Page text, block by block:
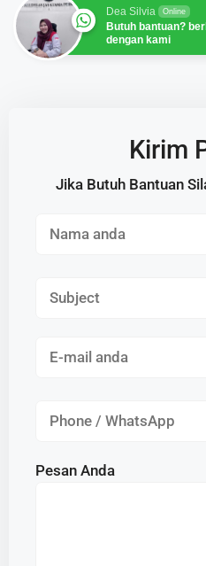
Dea Silvia Online
Butuh bantuan?
dengan kami
Kirim
Jika Butuh Bantuan
Pesan Anda